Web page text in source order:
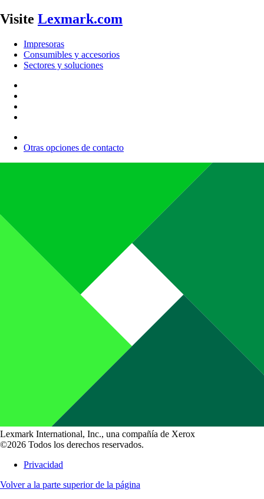
Visite Lexmark.com
Impresoras
Consumibles y accesorios
Sectores y soluciones
Otras opciones de contacto
Lexmark International, Inc., una compañía de Xerox
©2026 Todos los derechos reservados.
Privacidad
Volver a la parte superior de la página